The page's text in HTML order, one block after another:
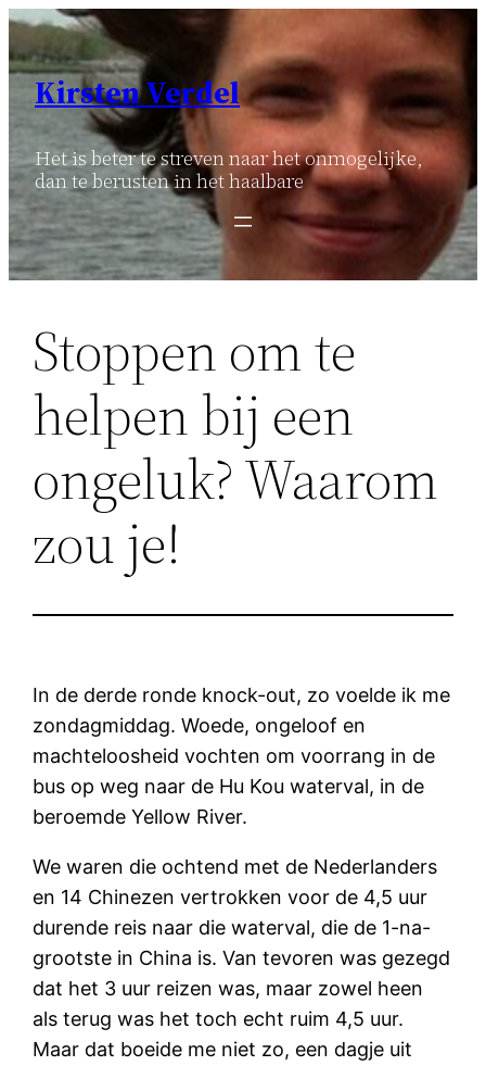
Ga
naar
inhoud
Kirsten Verdel
Het is beter te streven naar het onmogelijke,
dan te berusten in het haalbare
Stoppen om te
helpen bij een
ongeluk? Waarom
zou je!
In de derde ronde knock-out, zo voelde ik me
zondagmiddag. Woede, ongeloof en
machteloosheid vochten om voorrang in de
bus op weg naar de Hu Kou waterval, in de
beroemde Yellow River.
We waren die ochtend met de Nederlanders
en 14 Chinezen vertrokken voor de 4,5 uur
durende reis naar die waterval, die de 1-na-
grootste in China is. Van tevoren was gezegd
dat het 3 uur reizen was, maar zowel heen
als terug was het toch echt ruim 4,5 uur.
Maar dat boeide me niet zo, een dagje uit